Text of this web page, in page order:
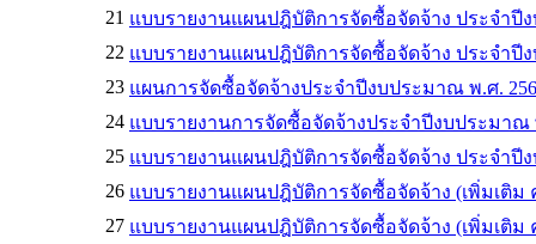
21 แบบรายงานแผนปฎิบัติการจัดซื้อจัดจ้าง ประจำปี
22 แบบรายงานแผนปฎิบัติการจัดซื้อจัดจ้าง ประจำปี
23 แผนการจัดซื้อจัดจ้างประจำปีงบประมาณ พ.ศ.
24 แบบรายงานการจัดซื้อจัดจ้างประจำปีงบประมาณ
25 แบบรายงานแผนปฎิบัติการจัดซื้อจัดจ้าง ประจำปี
26 แบบรายงานแผนปฎิบัติการจัดซื้อจัดจ้าง (เพิ่มเติม
27 แบบรายงานแผนปฎิบัติการจัดซื้อจัดจ้าง (เพิ่มเติม